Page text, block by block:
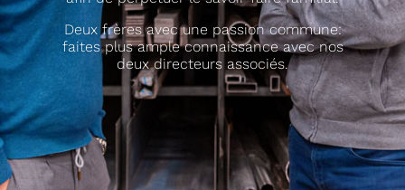
Deux frères avec une passion commune:
faites plus ample connaissance avec nos
deux directeurs associés.